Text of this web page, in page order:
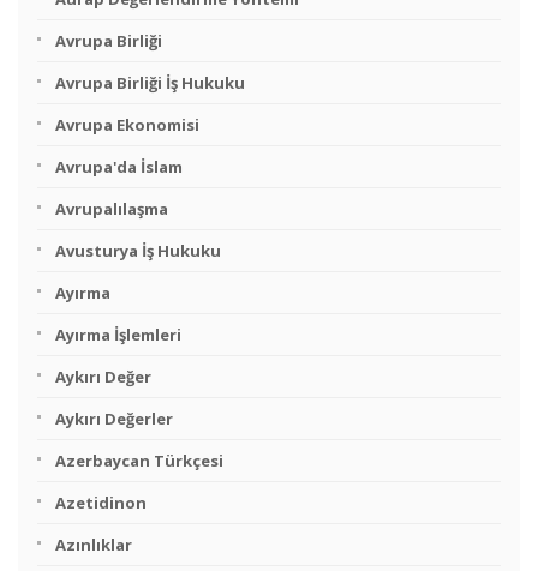
Avrupa Birliği
Avrupa Birliği İş Hukuku
Avrupa Ekonomisi
Avrupa'da İslam
Avrupalılaşma
Avusturya İş Hukuku
Ayırma
Ayırma İşlemleri
Aykırı Değer
Aykırı Değerler
Azerbaycan Türkçesi
Azetidinon
Azınlıklar